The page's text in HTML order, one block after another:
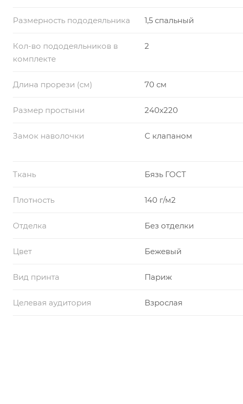
Размерность пододеяльника 1,5 спальный
Кол-во пододеяльников в
комплекте
2
Длина прорези (см) 70 см
Размер простыни 240x220
Замок наволочки С клапаном
Ткань Бязь ГОСТ
Плотность 140 г/м2
Отделка Без отделки
Цвет Бежевый
Вид принта Париж
Целевая аудитория Взрослая